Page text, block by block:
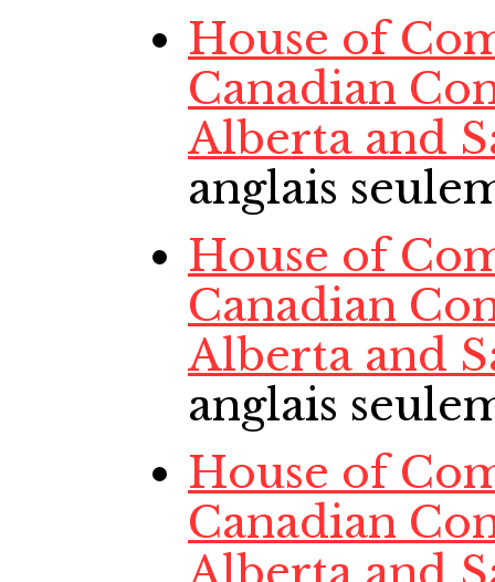
House of
Canadian
Alberta and
anglais
House of
Canadian
Alberta and
anglais
House of
Canadian